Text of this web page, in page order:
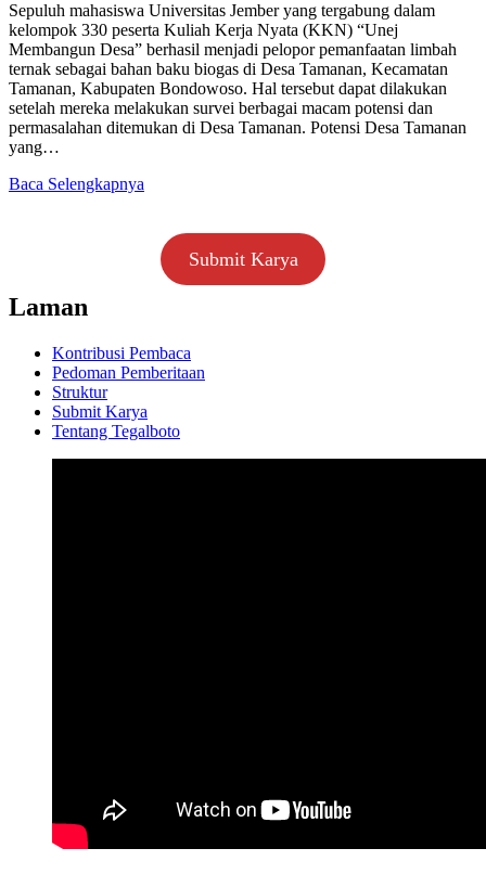
Sepuluh mahasiswa Universitas Jember yang tergabung dalam
kelompok 330 peserta Kuliah Kerja Nyata (KKN) “Unej
Membangun Desa” berhasil menjadi pelopor pemanfaatan limbah
ternak sebagai bahan baku biogas di Desa Tamanan, Kecamatan
Tamanan, Kabupaten Bondowoso. Hal tersebut dapat dilakukan
setelah mereka melakukan survei berbagai macam potensi dan
permasalahan ditemukan di Desa Tamanan. Potensi Desa Tamanan
yang…
Baca Selengkapnya
Submit Karya
Laman
Kontribusi Pembaca
Pedoman Pemberitaan
Struktur
Submit Karya
Tentang Tegalboto